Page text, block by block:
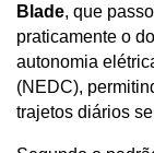
Blade, que
praticamente o
autonomia
(NEDC),
trajetos diários